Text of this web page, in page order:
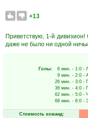
+13
Приветствую, 1-й
даже не было ни одной
Голы: 6 мин. - 1:0 -
9 мин. - 2:0 -
26 мин. - 3:0 -
36 мин. - 4:0 -
62 мин. - 5:0 -
68 мин. - 6:0 -
Стоимость команд: